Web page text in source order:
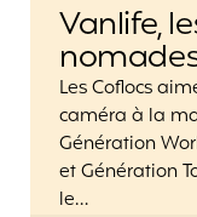
Vanlife,
Les Coflocs
caméra à la
Génération
et Génération
le…